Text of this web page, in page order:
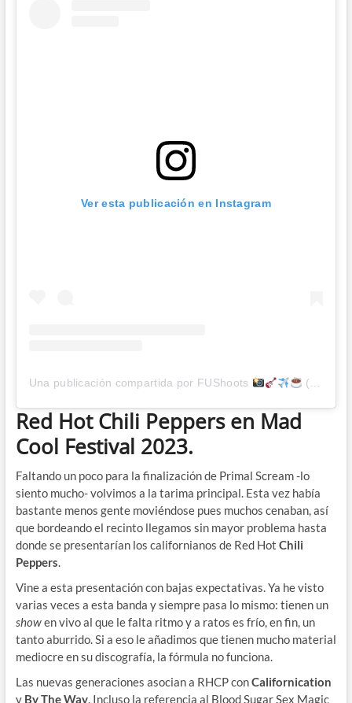
Ver esta publicación en Instagram
Una publicación compartida por FUShoots (@fushoots)
Red Hot Chili Peppers en Mad
Cool Festival 2023.
Faltando un poco para la finalización de Primal Scream -lo
siento mucho- volvimos a la tarima principal. Esta vez había
bastante menos gente moviéndose pues muchos cenaban, así
que bordeando el recinto llegamos sin mayor problema hasta
donde se presentarían los californianos de Red Hot Chili
Peppers.
Vine a esta presentación con bajas expectativas. Ya he visto
varias veces a esta banda y siempre pasa lo mismo: tienen un
showen vivo al que le falta ritmo y a ratos es frío, en fin, un
tanto aburrido. Si a eso le añadimos que tienen mucho material
mediocre en su discografía, la fórmula no funciona.
Las nuevas generaciones asocian a RHCP conCalifornication
y By The Way. Incluso la referencia al Blood Sugar Sex Magic